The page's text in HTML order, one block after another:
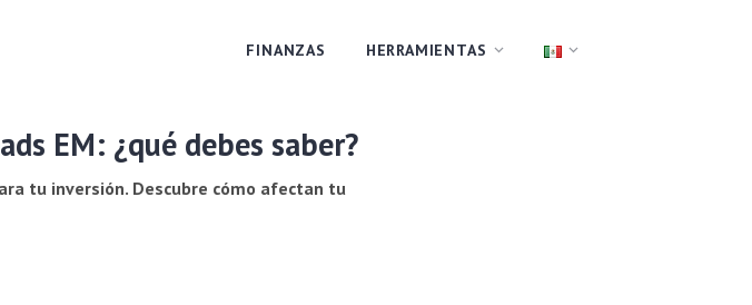
FINANZAS HERRAMIENTAS
EM: ¿qué debes saber?
tu inversión. Descubre cómo afectan tu